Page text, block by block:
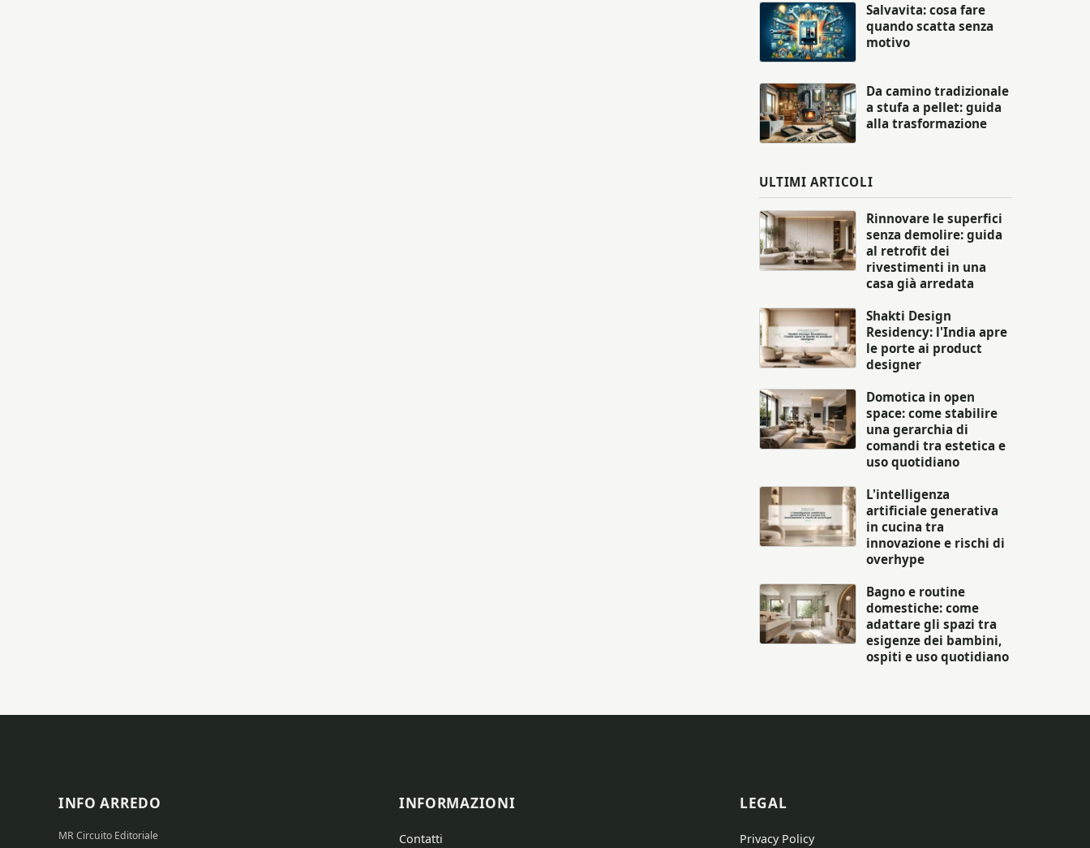
Salvavita: cosa fare
quando scatta senza
motivo
Da camino tradizionale
a stufa a pellet: guida
alla trasformazione
ULTIMI ARTICOLI
Rinnovare le superfici
senza demolire: guida
al retrofit dei
rivestimenti in una
casa già arredata
Shakti Design
Residency: l'India apre
le porte ai product
designer
Domotica in open
space: come stabilire
una gerarchia di
comandi tra estetica e
uso quotidiano
L'intelligenza
artificiale generativa
in cucina tra
innovazione e rischi di
overhype
Bagno e routine
domestiche: come
adattare gli spazi tra
esigenze dei bambini,
ospiti e uso quotidiano
INFO ARREDO
MR Circuito Editoriale
INFORMAZIONI
Contatti
LEGAL
Privacy Policy